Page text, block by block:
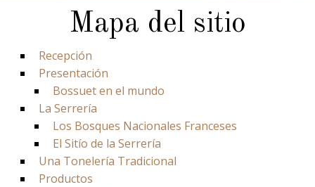
Mapa del sitio
Recepción
Presentación
Bossuet en el mundo
La Serrería
Los Bosques Nacionales Franceses
El Sitío de la Serrería
Una Tonelería Tradicional
Productos